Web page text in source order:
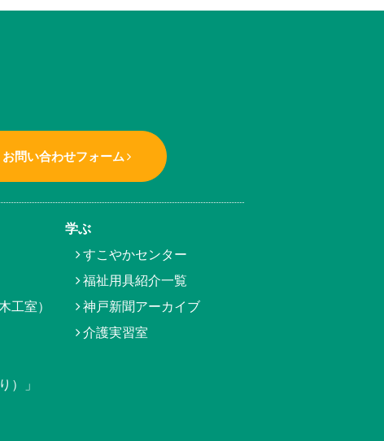
お問い合わせフォーム
工室）
）」
学ぶ
すこやかセンター
福祉用具紹介一覧
神戸新聞アーカイブ
介護実習室